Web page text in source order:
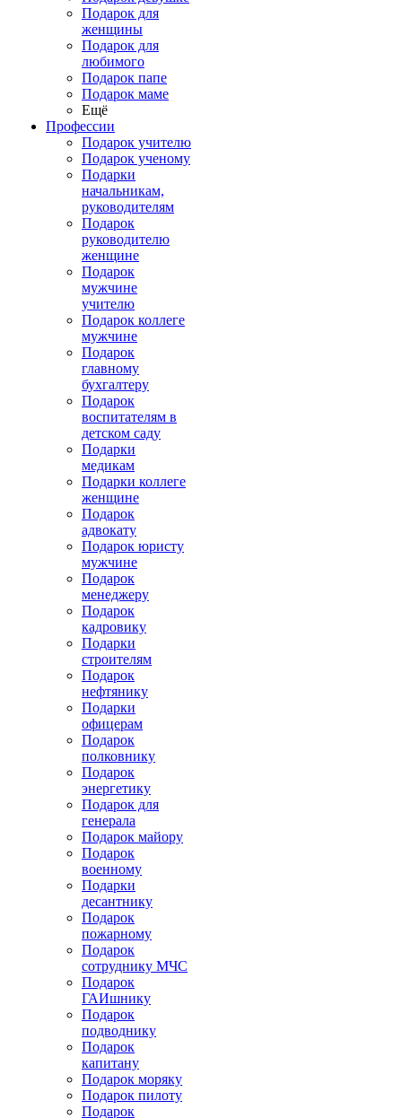
Подарок для
женщины
Подарок для
любимого
Подарок папе
Подарок маме
Ещё
Профессии
Подарок учителю
Подарок ученому
Подарки
начальникам,
руководителям
Подарок
руководителю
женщине
Подарок
мужчине
учителю
Подарок коллеге
мужчине
Подарок
главному
бухгалтеру
Подарок
воспитателям в
детском саду
Подарки
медикам
Подарки коллеге
женщине
Подарок
адвокату
Подарок юристу
мужчине
Подарок
менеджеру
Подарок
кадровику
Подарки
строителям
Подарок
нефтянику
Подарки
офицерам
Подарок
полковнику
Подарок
энергетику
Подарок для
генерала
Подарок майору
Подарок
военному
Подарки
десантнику
Подарок
пожарному
Подарок
сотруднику МЧС
Подарок
ГАИшнику
Подарок
подводнику
Подарок
капитану
Подарок моряку
Подарок пилоту
Подарок